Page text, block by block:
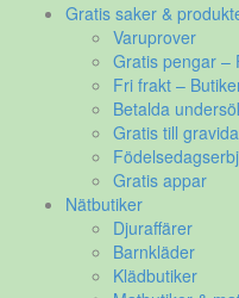
Gratis saker &
Varuprover
Gratis pengar –
Fri frakt –
Betalda
Gratis till
Gratis appar
Nätbutiker
Djuraffärer
Barnkläder
Klädbutiker